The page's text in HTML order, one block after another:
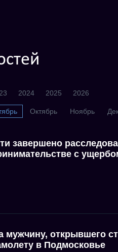
2024 2025 2026
Октябрь Ноябрь
завершено
с
мужчину, открывшего
в Подмосковье